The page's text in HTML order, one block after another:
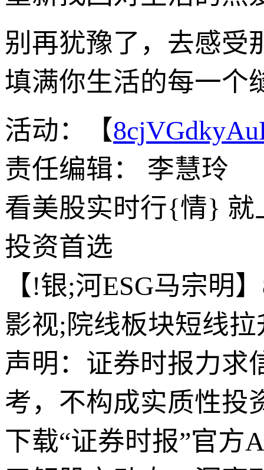
别再犹豫了，去感受
填满你生活的每一个
活动：【
责任编辑： 李慧玲
看美股实时行{情}
投资首选
【!银;河ESG马宗明
影视;院线板块短线
声明：证券时报力求
考，不构成实质性投
下载“证券时报”官方